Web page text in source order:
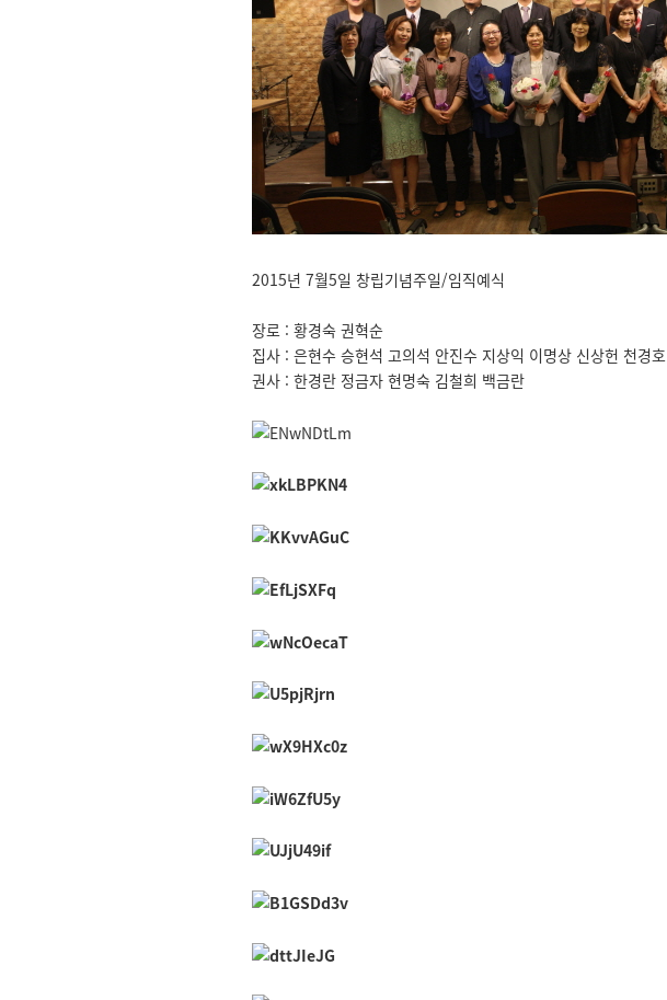
2015년 7월5일 창립기념주일/임직예식
장로 : 황경숙 권혁순
집사 : 은현수 승현석 고의석 안진수 지상익 이명상 신상헌 천경호
권사 : 한경란 정금자 현명숙 김철희 백금란